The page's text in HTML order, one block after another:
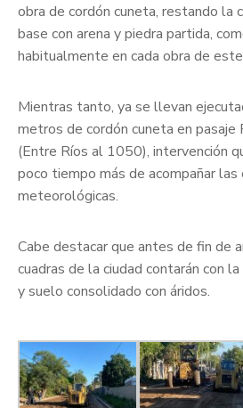
obra de cordón cuneta, restando la
base con arena y piedra partida,
habitualmente en cada obra de
Mientras tanto, ya se llevan
metros de cordón cuneta en pasaje
(Entre Ríos al 1050), intervención
poco tiempo más de acompañar las
meteorológicas.
Cabe destacar que antes de fin de
cuadras de la ciudad contarán con
y suelo consolidado con áridos.